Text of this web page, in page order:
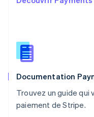
Documentation
Trouvez un guide qui
paiement de Stripe.
English
Roumanie
Royaume-Uni
Singapour
English 简体中文